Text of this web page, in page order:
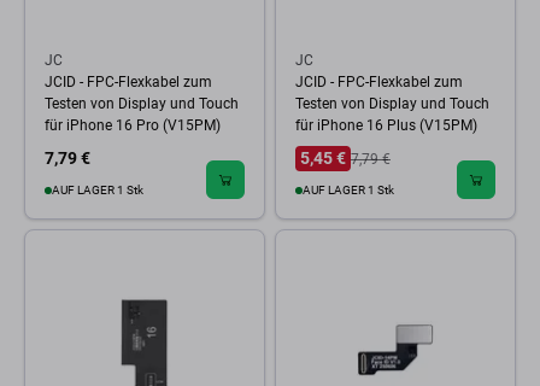
JC
JCID - FPC-Flexkabel zum
Testen von Display und Touch
für iPhone 16 Pro (V15PM)
7,79 €
AUF LAGER 1 Stk
JC
JCID - FPC-Flexkabel zum
Testen von Display und Touch
für iPhone 16 Plus (V15PM)
5,45 € 7,79 €
AUF LAGER 1 Stk